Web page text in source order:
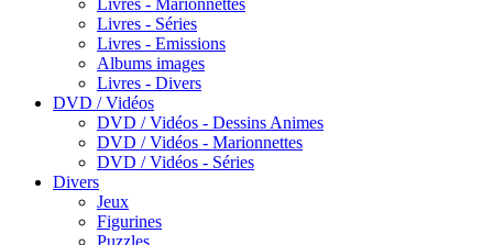
Livres - Marionnettes
Livres - Séries
Livres - Emissions
Albums images
Livres - Divers
DVD / Vidéos
DVD / Vidéos - Dessins Animes
DVD / Vidéos - Marionnettes
DVD / Vidéos - Séries
Divers
Jeux
Figurines
Puzzles